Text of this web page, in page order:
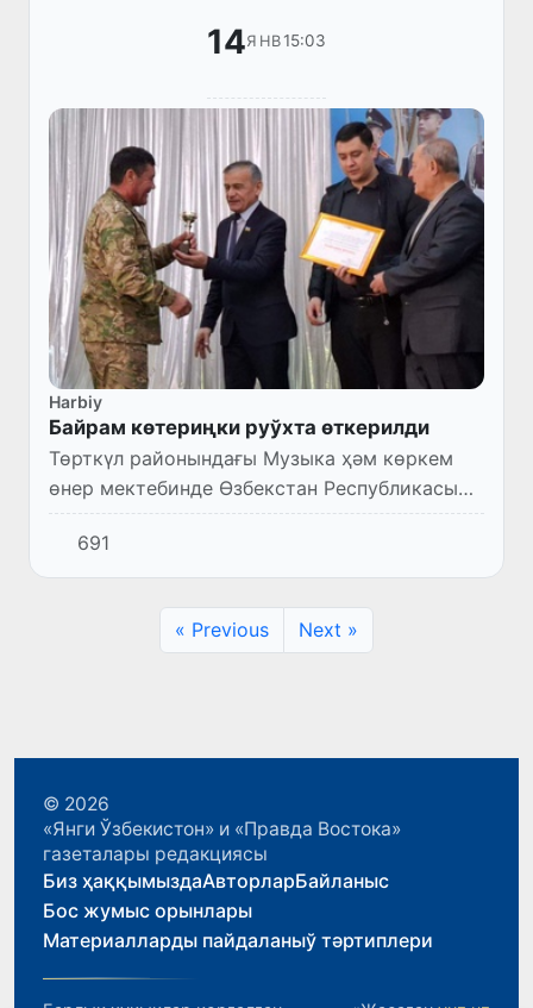
14ЯНВ15:03
Harbiy
Байрам көтериңки руўхта өткерилди
Төрткүл районындағы Музыка ҳәм көркем
өнер мектебинде Өзбекстан Республикасы
Қураллы Күшлериниң дүзилгенине 33 жыл
ҳәм «14-январь –Ўатан қорғаўшылары күни»
мүнәсибети менен байрам...
691
« Previous Next »
© 2026
«Янги Ўзбекистон» и «Правда Востока»
газеталары редакциясы
Биз ҳаққымыздаАвторларБайланыс
Бос жумыс орынлары
Материалларды пайдаланыў тәртиплери